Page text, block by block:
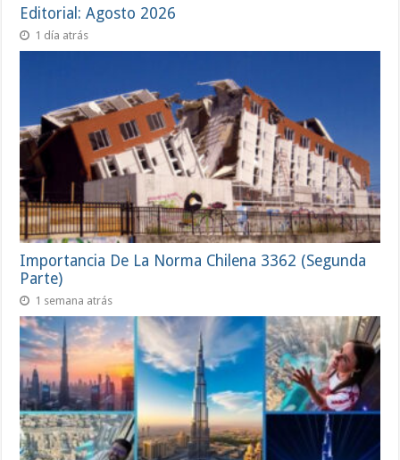
Editorial: Agosto 2026
1 día atrás
Importancia De La Norma Chilena 3362 (Segunda
Parte)
1 semana atrás